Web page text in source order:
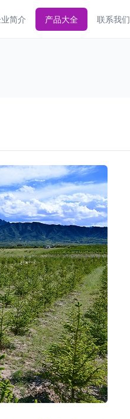
简介 产品大全 联系我们